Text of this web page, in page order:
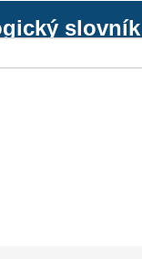
slovník